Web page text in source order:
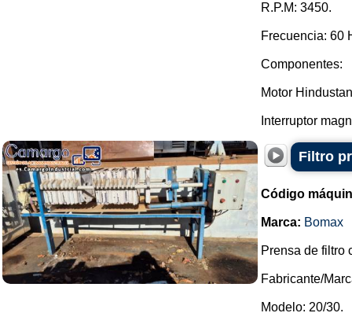
R.P.M: 3450.
Frecuencia: 60
Componentes:
Motor
Interruptor
Filtro
Código
Marca: Bomax
Prensa de filtro
Fabricante/
Modelo: 20/30.